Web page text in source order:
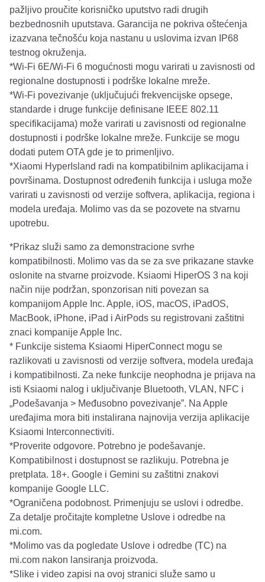
pažljivo proučite korisničko uputstvo radi drugih
bezbednosnih uputstava. Garancija ne pokriva oštećenja
izazvana tečnošću koja nastanu u uslovima izvan IP68
testnog okruženja.
*Wi-Fi 6E/Wi-Fi 6 mogućnosti mogu varirati u zavisnosti od
regionalne dostupnosti i podrške lokalne mreže.
*Wi-Fi povezivanje (uključujući frekvencijske opsege,
standarde i druge funkcije definisane IEEE 802.11
specifikacijama) može varirati u zavisnosti od regionalne
dostupnosti i podrške lokalne mreže. Funkcije se mogu
dodati putem OTA gde je to primenljivo.
*Xiaomi HyperIsland radi na kompatibilnim aplikacijama i
površinama. Dostupnost određenih funkcija i usluga može
varirati u zavisnosti od verzije softvera, aplikacija, regiona i
modela uređaja. Molimo vas da se pozovete na stvarnu
upotrebu.
*Prikaz služi samo za demonstracione svrhe
kompatibilnosti. Molimo vas da se za sve prikazane stavke
oslonite na stvarne proizvode. Ksiaomi HiperOS 3 na koji
način nije podržan, sponzorisan niti povezan sa
kompanijom Apple Inc. Apple, iOS, macOS, iPadOS,
MacBook, iPhone, iPad i AirPods su registrovani zaštitni
znaci kompanije Apple Inc.
* Funkcije sistema Ksiaomi HiperConnect mogu se
razlikovati u zavisnosti od verzije softvera, modela uređaja
i kompatibilnosti. Za neke funkcije neophodna je prijava na
isti Ksiaomi nalog i uključivanje Bluetooth, VLAN, NFC i
„Podešavanja > Međusobno povezivanje”. Na Apple
uređajima mora biti instalirana najnovija verzija aplikacije
Ksiaomi Interconnectiviti.
*Proverite odgovore. Potrebno je podešavanje.
Kompatibilnost i dostupnost se razlikuju. Potrebna je
pretplata. 18+. Google i Gemini su zaštitni znakovi
kompanije Google LLC.
*Ograničena podobnost. Primenjuju se uslovi i odredbe.
Za detalje pročitajte kompletne Uslove i odredbe na
mi.com.
*Molimo vas da pogledate Uslove i odredbe (TC) na
mi.com nakon lansiranja proizvoda.
*Slike i video zapisi na ovoj stranici služe samo u